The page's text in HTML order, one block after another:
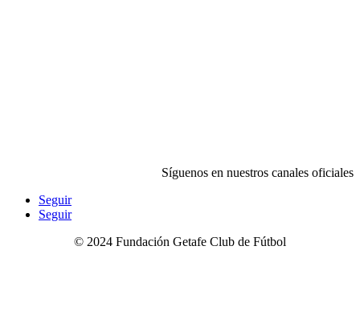
Síguenos en nuestros canales oficiales
Seguir
Seguir
© 2024 Fundación Getafe Club de Fútbol